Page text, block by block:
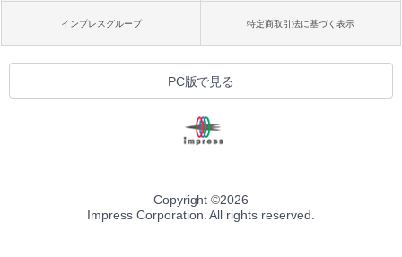
インプレスグループ 特定商取引法に基づく表示
PC版で見る
Copyright ©2026
Impress Corporation. All rights reserved.